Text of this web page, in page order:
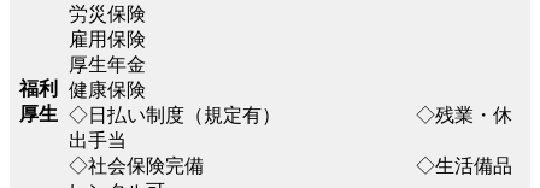
福利
厚生
労災保険
雇用保険
厚生年金
健康保険
◇日払い制度（規定有） ◇残業・休
出手当
◇社会保険完備 ◇生活備品